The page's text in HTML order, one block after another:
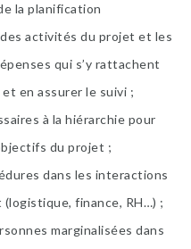
la planification
activités du projet et les
qui s’y rattachent
en assurer le suivi ;
à la hiérarchie pour
du projet ;
dans les interactions
finance, RH…) ;
marginalisées dans